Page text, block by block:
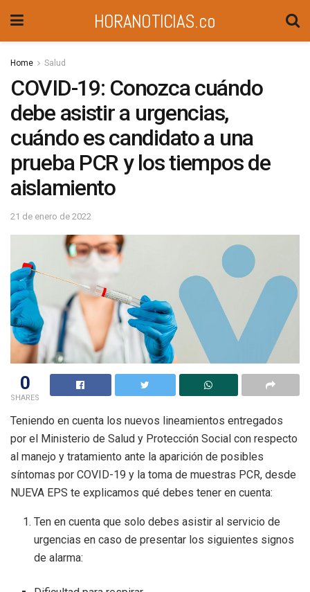
HORANOTICIAS.co
Home Salud
COVID-19: Conozca cuándo
debe asistir a urgencias,
cuándo es candidato a una
prueba PCR y los tiempos de
aislamiento
21 de enero de 2022
0
SHARES
Teniendo en cuenta los nuevos lineamientos entregados
por el Ministerio de Salud y Protección Social con respecto
al manejo y tratamiento ante la aparición de posibles
síntomas por COVID-19 y la toma de muestras PCR, desde
NUEVA EPS te explicamos qué debes tener en cuenta:
Ten en cuenta que solo debes asistir al servicio de
urgencias en caso de presentar los siguientes signos
de alarma: